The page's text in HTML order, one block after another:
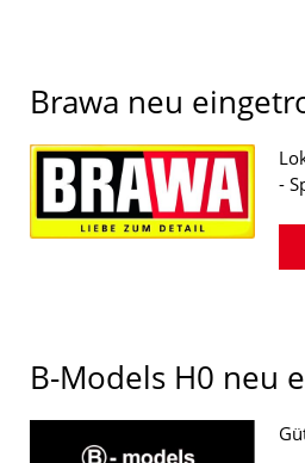
Brawa neu
-
B-Models H0 neu